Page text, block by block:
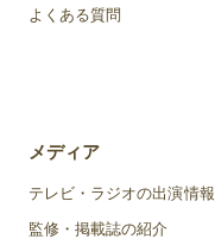
よくある質問
メディア
テレビ・ラジオの出演情報
監修・掲載誌の紹介